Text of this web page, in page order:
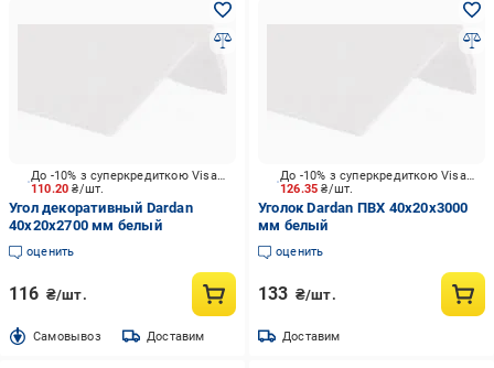
110.20₴/шт.
До -10% з суперкредиткою Visa Вигода
Угол декоративный Dardan
40х20х2700 мм белый
оценить
116 ₴/шт.
Cамовывоз Доставим
126.35₴/шт.
До -10% з суперкредиткою Visa Вигода
Уголок Dardan ПВХ 40х20х3000
мм белый
оценить
133 ₴/шт.
Доставим